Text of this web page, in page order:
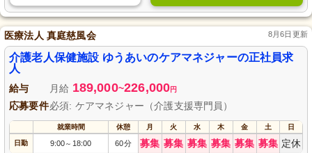
医療法人 真庭慈風会 8月6日更新
介護老人保健施設 ゆうあいのケアマネジャーの正社員求
人
給与 月給 189,000~226,000円
応募要件必須: ケアマネジャー（介護支援専門員）
就業時間 休憩 月 火 水 木 金 土 日
日勤 9:00～ 18:00 60分 募集 募集 募集 募集 募集 募集 定休